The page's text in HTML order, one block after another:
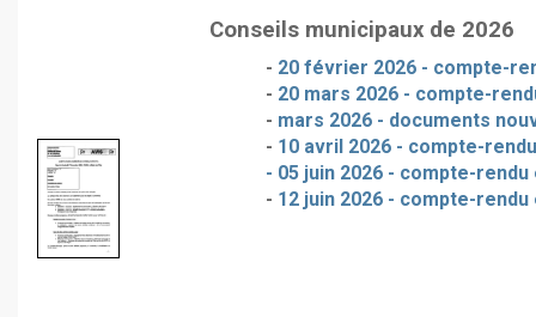
Conseils municipaux de 2026
- 20 février 2026 - compte-
- 20 mars 2026 - compte-
- mars 2026 - documents
- 10 avril 2026 - compte-
- 05 juin 2026 - compte-
- 12 juin 2026 - compte-